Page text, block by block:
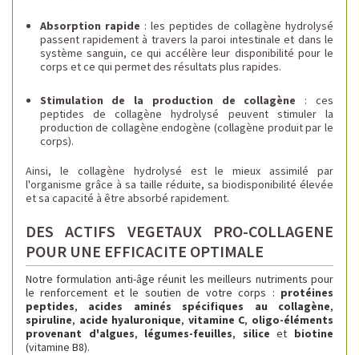
Absorption rapide : les peptides de collagène hydrolysé
passent rapidement à travers la paroi intestinale et dans le
système sanguin, ce qui accélère leur disponibilité pour le
corps et ce qui permet des résultats plus rapides.
Stimulation de la production de collagène : ces
peptides de collagène hydrolysé peuvent stimuler la
production de collagène endogène (collagène produit par le
corps).
Ainsi, le collagène hydrolysé est le mieux assimilé par
l'organisme grâce à sa taille réduite, sa biodisponibilité élevée
et sa capacité à être absorbé rapidement.
DES ACTIFS VEGETAUX PRO-COLLAGENE
POUR UNE EFFICACITE OPTIMALE
Notre formulation anti-âge réunit les meilleurs nutriments pour
le renforcement et le soutien de votre corps : protéines
peptides, acides aminés spécifiques au collagène,
spiruline, acide hyaluronique, vitamine C, oligo-éléments
provenant d'algues, légumes-feuilles, silice et biotine
(vitamine B8).